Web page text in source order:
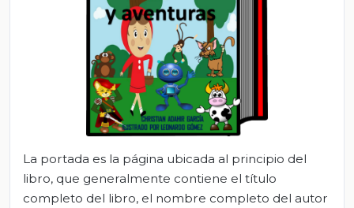
La portada es la página ubicada al principio del
libro, que generalmente contiene el título
completo del libro, el nombre completo del autor